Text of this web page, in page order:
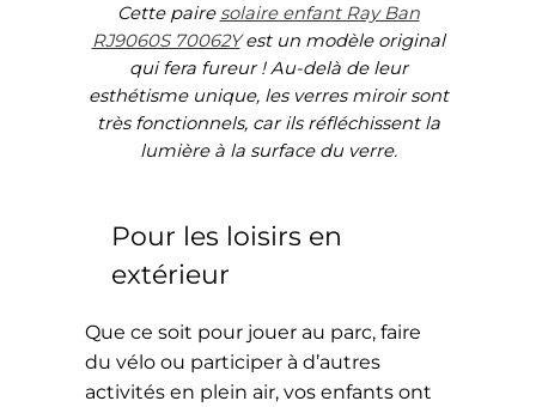
Cette paire solaire enfant Ray Ban
RJ9060S 70062Yest un modèle original
qui fera fureur ! Au-delà de leur
esthétisme unique, les verres miroir sont
très fonctionnels, car ils réfléchissent la
lumière à la surface du verre.
Pour les loisirs en
extérieur
Que ce soit pour jouer au parc, faire
du vélo ou participer à d’autres
activités en plein air, vos enfants ont